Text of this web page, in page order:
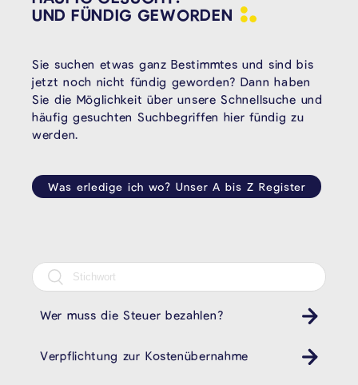
UND FÜNDIG GEWORDEN
Sie suchen etwas ganz Bestimmtes und sind bis
jetzt noch nicht fündig geworden? Dann haben
Sie die Möglichkeit über unsere Schnellsuche und
häufig gesuchten Suchbegriffen hier fündig zu
werden.
Was erledige ich wo? Unser A bis Z Register
Wer muss die Steuer bezahlen?
Verpflichtung zur Kostenübernahme